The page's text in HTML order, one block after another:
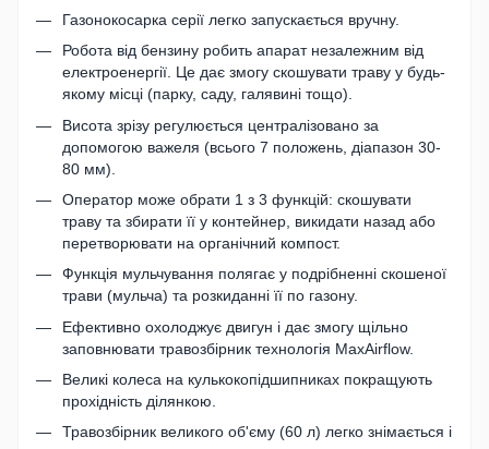
Газонокосарка серії легко запускається вручну.
Робота від бензину робить апарат незалежним від
електроенергії. Це дає змогу скошувати траву у будь-
якому місці (парку, саду, галявині тощо).
Висота зрізу регулюється централізовано за
допомогою важеля (всього 7 положень, діапазон 30-
80 мм).
Оператор може обрати 1 з 3 функцій: скошувати
траву та збирати її у контейнер, викидати назад або
перетворювати на органічний компост.
Функція мульчування полягає у подрібненні скошеної
трави (мульча) та розкиданні її по газону.
Ефективно охолоджує двигун і дає змогу щільно
заповнювати травозбірник технологія MaxAirflow.
Великі колеса на кулькокопідшипниках покращують
прохідність ділянкою.
Травозбірник великого об'єму (60 л) легко знімається і